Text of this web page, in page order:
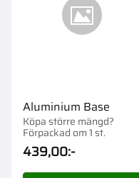
Aluminium Base
Köpa större mängd?
Förpackad om 1 st.
439,00:-